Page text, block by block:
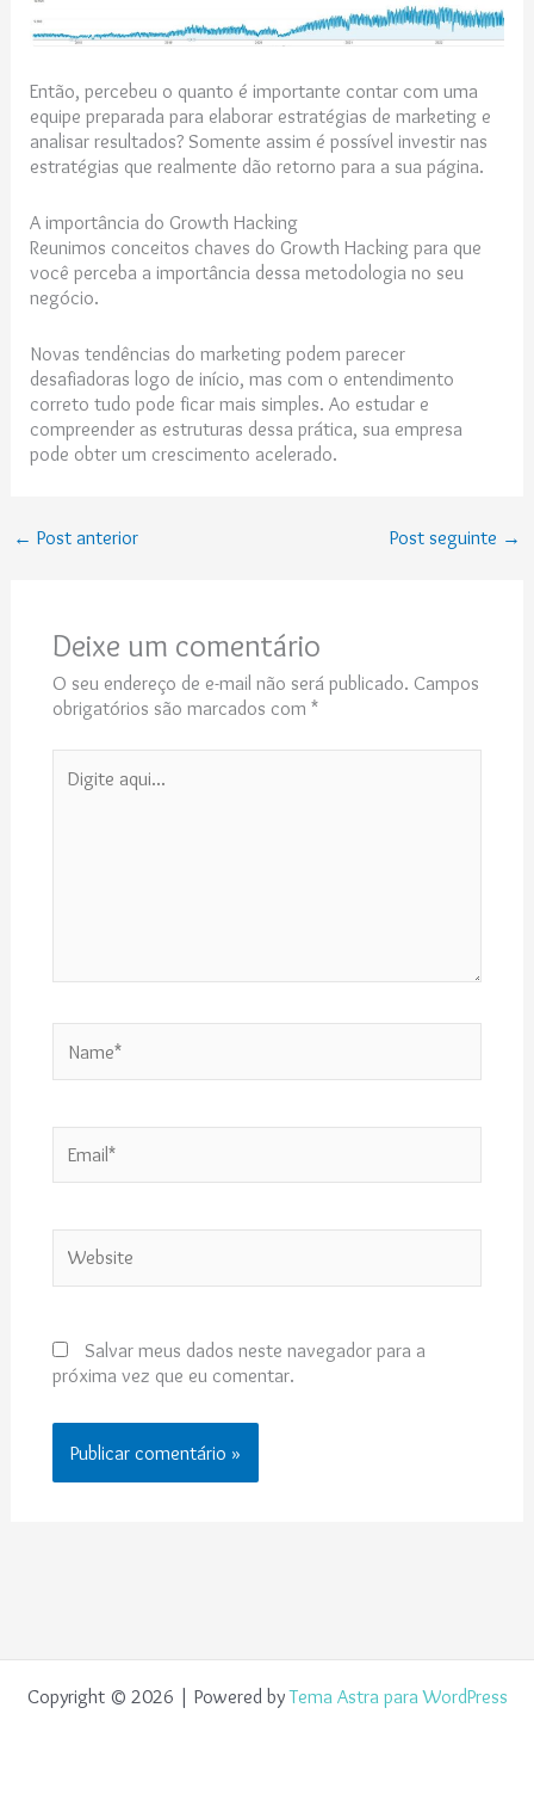
Então, percebeu o quanto é importante contar com uma
equipe preparada para elaborar estratégias de marketing e
analisar resultados? Somente assim é possível investir nas
estratégias que realmente dão retorno para a sua página.
A importância do Growth Hacking
Reunimos conceitos chaves do Growth Hacking para que
você perceba a importância dessa metodologia no seu
negócio.
Novas tendências do marketing podem parecer
desafiadoras logo de início, mas com o entendimento
correto tudo pode ficar mais simples. Ao estudar e
compreender as estruturas dessa prática, sua empresa
pode obter um crescimento acelerado.
← Post anterior Post seguinte →
Deixe um comentário
O seu endereço de e-mail não será publicado. Campos
obrigatórios são marcados com *
aqui...
Salvar meus dados neste navegador para a
próxima vez que eu comentar.
Copyright © 2026 | Powered byTema Astra para WordPress